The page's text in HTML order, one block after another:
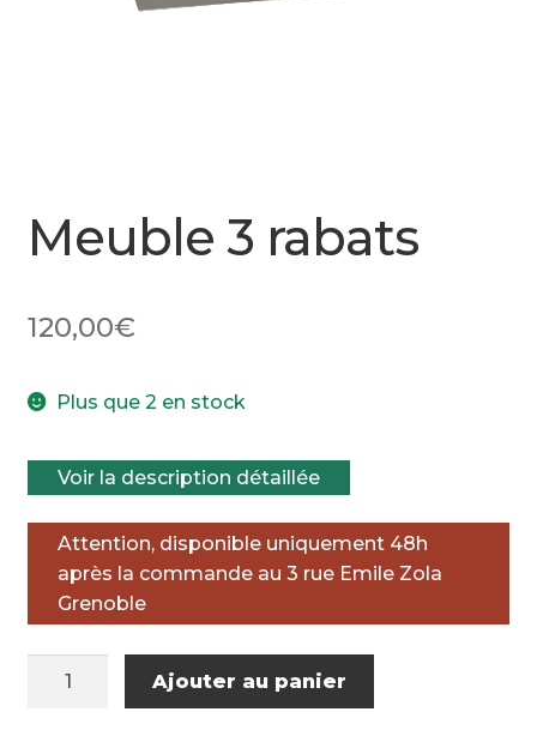
Meuble 3 rabats
120,00€
Plus que 2 en stock
Voir la description détaillée
Attention, disponible uniquement 48h
après la commande au 3 rue Emile Zola
Grenoble
quantité
Ajouter au panier